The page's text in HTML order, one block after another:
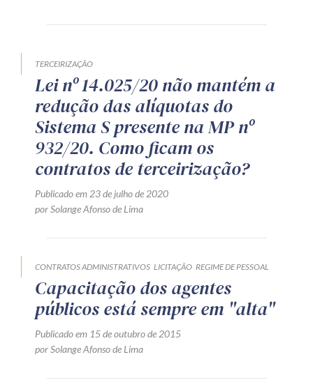
Orientação por Escrito
Mentoria Zênite
Capacitação
Zênite Online
Diferenciais
TERCEIRIZAÇÃO
Lei nº 14.025/20 não mantém a
redução das alíquotas do
Sistema S presente na MP nº
932/20. Como ficam os
contratos de terceirização?
Publicado em 23 de julho de 2020
por Solange Afonso de Lima
CONTRATOS ADMINISTRATIVOS LICITAÇÃO REGIME DE PESSOAL
Capacitação dos agentes
públicos está sempre em "alta"
Publicado em 15 de outubro de 2015
por Solange Afonso de Lima